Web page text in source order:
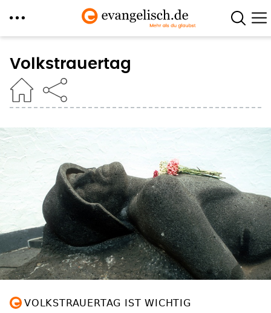
zum
Inhalt
Volkstrauertag
VOLKSTRAUERTAG IST WICHTIG